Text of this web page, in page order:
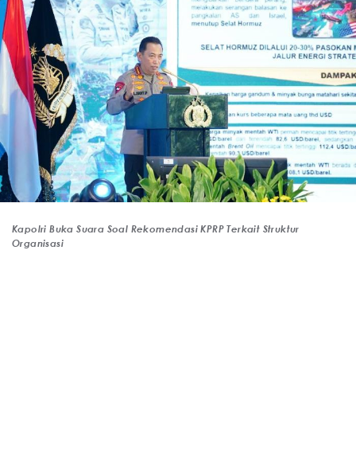
Kapolri Buka Suara Soal Rekomendasi KPRP Terkait Struktur
Organisasi